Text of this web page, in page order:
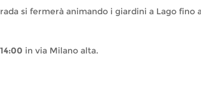
si fermerà animando i giardini a Lago
in via Milano alta.